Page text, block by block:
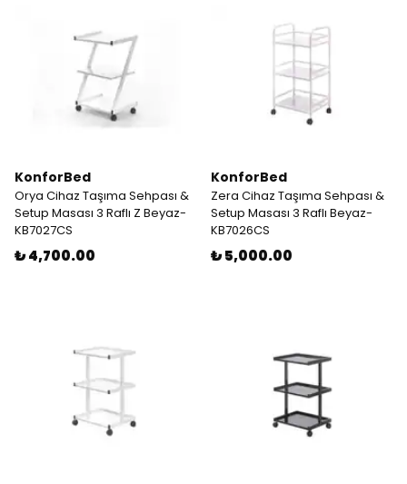
KonforBed
Orya Cihaz Taşıma Sehpası &
Setup Masası 3 Raflı Z Beyaz-
KB7027CS
₺ 4,700.00
KonforBed
Zera Cihaz Taşıma Sehpası &
Setup Masası 3 Raflı Beyaz-
KB7026CS
₺ 5,000.00